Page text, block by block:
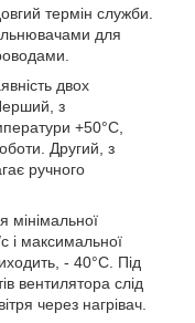
термін служби.
для
двох
з
+50°C,
Другий, з
ручного
мінімальної
і максимальної
- 40°C. Під
вентилятора слід
через нагрівач.